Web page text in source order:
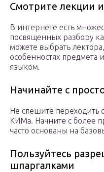
Смотрите лекции
В интернете есть
посвященных разбору
можете выбрать
особенностях предмета
языком.
Начинайте с
Не спешите переходить
КИМа. Начните с более
часто основаны на
Пользуйтесь
шпаргалками